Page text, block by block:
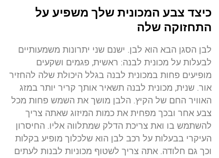
כיצד צבע המכונית שלך משפיע על
התחזוקה שלה
לבן הסגן הבא הוא לבן. ישנם שני יתרונות משמעותיים
לבעלות על מכונית לבנה: ראשית, פגמים ושקעים
מופיעים פחות במכונית לבנה בגלל היכולת שלה להחזיר
אור. שנית, מכונית לבנה תשאיר אותך קריר יותר במזג
האוויר החם של הקיץ. הלבן מושך את השמש פחות מכל
צבע אחר ובכך מפחית את כמות המיזוג שאתה צריך
להשתמש בו ואת צריכת הדלק שמתלווה אליו. החיסרון
העיקרי בבעלות על רכב לבן הוא שלכלוך מופיע בקלות
וכך גם חלודה. אתה צריך לשטוף מכוניות לבנות לעתים